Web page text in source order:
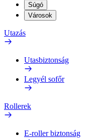
Súgó
Városok
Utazás
Utasbiztonság
Legyél sofőr
Rollerek
E-roller biztonság